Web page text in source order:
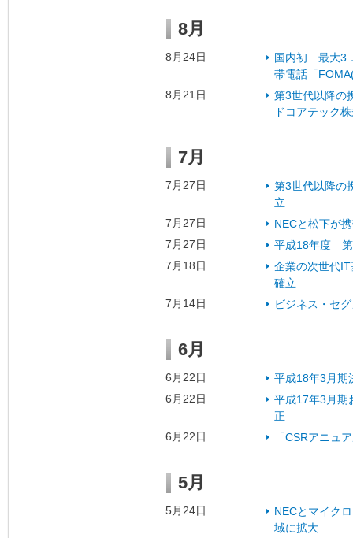
8月
8月24日
国内初 最大3
帯電話「
8月21日
第3世代以降の
ドコアテック
7月
7月27日
第3世代以降の
立
7月27日
NECと松下が
7月27日
平成18年度 第
7月18日
企業の次世代
確立
7月14日
ビジネス・セ
6月
6月22日
平成18年3月期
6月22日
平成17年3月期
正
6月22日
「CSRアニュ
5月
5月24日
NECとマイク
域に拡大